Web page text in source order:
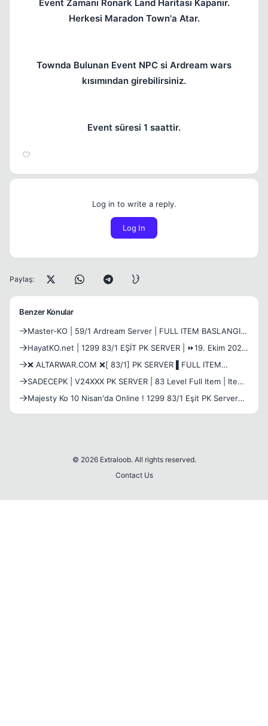
Event Zamanı Ronark Land Haritası Kapanır.
Herkesi Maradon Town'a Atar.
Townda Bulunan Event NPC si Ardream wars
kısımından girebilirsiniz.
Event süresi 1 saattir.
Log in to write a reply.
Log In
Paylaş:
Benzer Konular
Master-KO | 59/1 Ardream Server | FULL ITEM BASLANGIC
| NP VER ITEM AL SYSTEM | DESTEK YOK ! | OFFICIAL 23
NİSAN 21:00
HayatKO.net | 1299 83/1 EŞİT PK SERVER | ⏩19. Ekim 2025
18:00 Resmi Açılış ⏪
❌ ALTARWAR.COM ❌[ 83/1] PK SERVER ▌FULL ITEM
BASLANGIC ▌AÇILIŞ: 5 KASIM CUMA 21:00!
SADECEPK | V24XXX PK SERVER | 83 Level Full Item | Item
Satışı Yoktur | %100 Eşit Oyun
Majesty Ko 10 Nisan'da Online ! 1299 83/1 Eşit PK Server
© 2026 Extraloob. All rights reserved.
Contact Us